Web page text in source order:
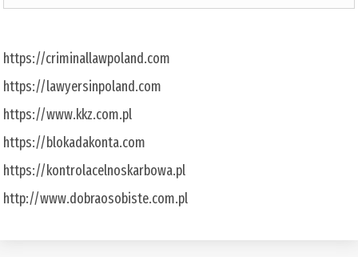
https://criminallawpoland.com
https://lawyersinpoland.com
https://www.kkz.com.pl
https://blokadakonta.com
https://kontrolacelnoskarbowa.pl
http://www.dobraosobiste.com.pl